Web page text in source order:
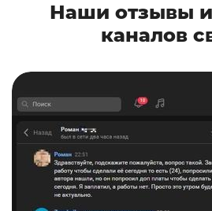
Наши отзывы
каналов